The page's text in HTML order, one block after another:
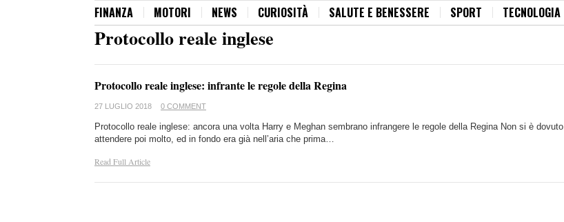
FINANZA MOTORI NEWS CURIOSITÀ SALUTE E BENESSERE SPORT TECNOLOGIA
Protocollo reale inglese
Protocollo reale inglese: infrante le regole della Regina
27 LUGLIO 2018 0 COMMENT
Protocollo reale inglese: ancora una volta Harry e Meghan sembrano infrangere le regole della Regina Non si è dovuto
attendere poi molto, ed in fondo era già nell’aria che prima…
Read Full Article